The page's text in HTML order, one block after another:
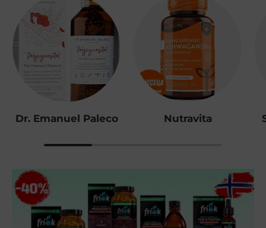
Dr. Emanuel Paleco Nutravita